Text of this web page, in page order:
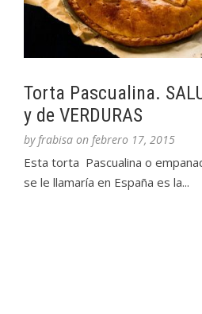
Torta Pascualina.
y de VERDURAS
byfrabisa on febrero 17, 2015
Esta torta Pascualina o
se le llamaría en España es la...